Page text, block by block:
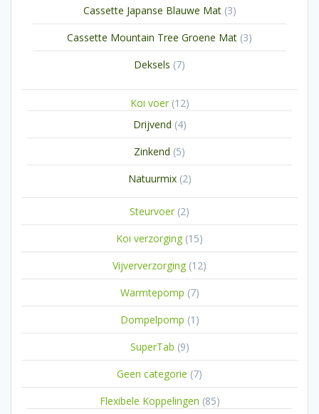
Cassette Japanse Blauwe Mat 33
producten
Cassette Mountain Tree Groene Mat 33
producten
Deksels 77
Koi voer 1212
Drijvend 44
producten
Zinkend 55
producten
Natuurmix 22
Steurvoer 22
producten
Koi verzorging 1515
producten
Vijververzorging 1212
producten
Warmtepomp 77
producten
Dompelpomp 1 1
product
SuperTab 99
producten
Geen categorie 77
producten
Flexibele Koppelingen 8585